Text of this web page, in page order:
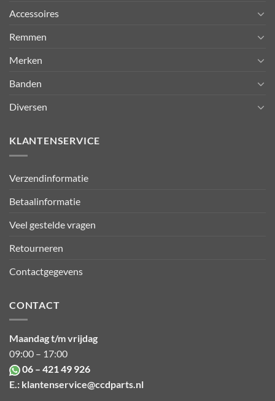
Accessoires
Remmen
Merken
Banden
Diversen
KLANTENSERVICE
Verzendinformatie
Betaalinformatie
Veel gestelde vragen
Retourneren
Contactgegevens
CONTACT
Maandag t/m vrijdag
09:00 – 17:00
06 – 421 49 926
E.: klantenservice@ccdparts.nl